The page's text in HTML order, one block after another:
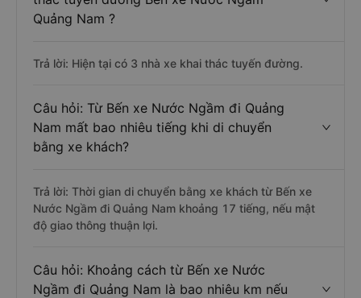
Quảng Nam ?
Trả lời: Hiện tại có 3 nhà xe khai thác tuyến đường.
Câu hỏi: Từ Bến xe Nước Ngầm đi Quảng
Nam mất bao nhiêu tiếng khi di chuyển
bằng xe khách?
Trả lời: Thời gian di chuyển bằng xe khách từ Bến xe
Nước Ngầm đi Quảng Nam khoảng 17 tiếng, nếu mật
độ giao thông thuận lợi.
Câu hỏi: Khoảng cách từ Bến xe Nước
Ngầm đi Quảng Nam là bao nhiêu km nếu